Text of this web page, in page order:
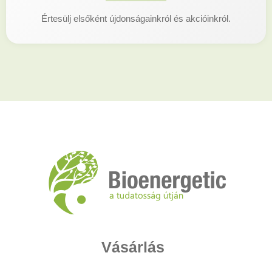
Értesülj elsőként újdonságainkról és akcióinkról.
Vásárlás